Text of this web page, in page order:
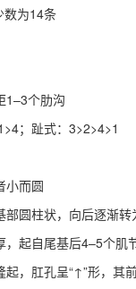
数为14条
1–3个肋沟
；趾式：3>2>4>1
小而圆
部圆柱状，向后逐渐
，起自尾基后4–5个肌
起，肛孔呈“↑”形，其